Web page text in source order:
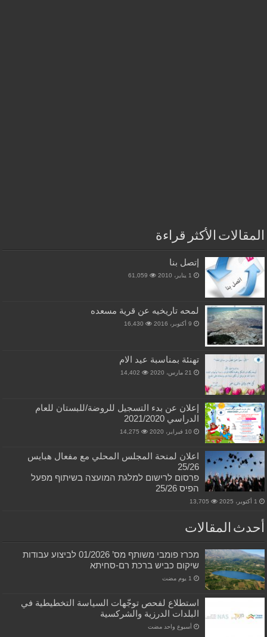
المقالات الأكثر قراءة
إتصل بنا
1 يناير، 2010 61,059
لمحه تاريخيه عن قرية مسعده
9 أكتوبر، 2016 16,430
تهنئة بمناسبة عيد الام
21 مارس، 2020 14,402
إعلان عن بدء التسجيل للروضة/للبستان للعام
الدراسي 2021/2020
10 فبراير، 2020 14,275
اعلان لمنحة المجلس المحلي مع مفعال هبايس
25/26
פרסום לרישום למלגת המועצה בשיתוף מפעל
הפיס 25/26
1 أكتوبر، 2025 13,705
أحدث المقالات
מכרז פומבי משותף מס’ 01/2026 לביצוע עבודות
שיקום כביש ברכת רם-סחיתא
استطلاع لفحص توجّهات السياسة التخطيطية في
البلدات الدرزية والشركسية
‏أسبوع واحد مضت